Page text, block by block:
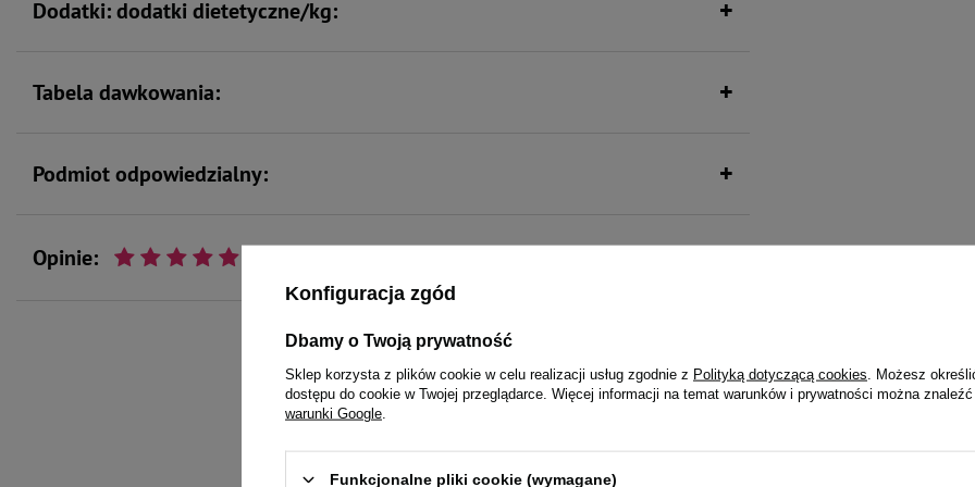
Dodatki: dodatki dietetyczne/kg:
Tabela dawkowania:
Podmiot odpowiedzialny:
Opinie:
To także ucieszy Twojego
Konfiguracja zgód
Dbamy o Twoją prywatność
Sklep korzysta z plików cookie w celu realizacji usług zgodnie z Polityką dotyczącą cookies . Możesz
dostępu do cookie w Twojej przeglądarce. Więcej informacji na temat warunków i prywatności można
warunki Google
Funkcjonalne pliki cookie (wymagane)